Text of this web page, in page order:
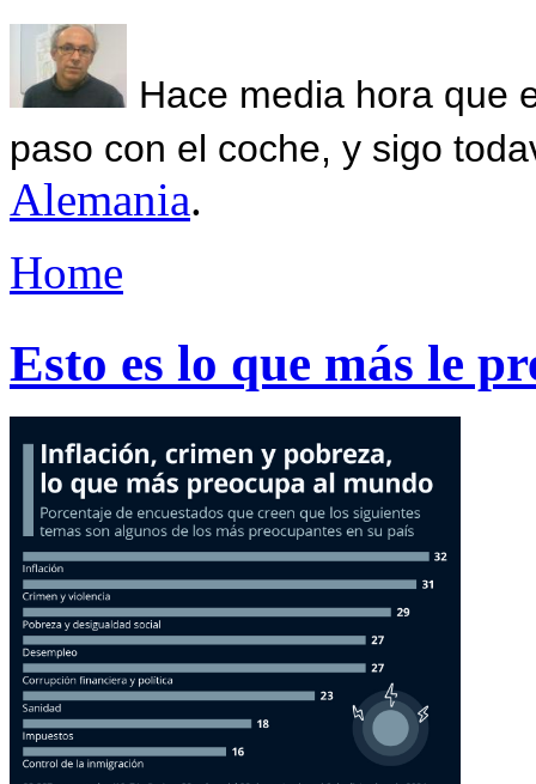
Hace media hora que
paso con el coche, y sigo
Alemania.
Home
Esto es lo que más le